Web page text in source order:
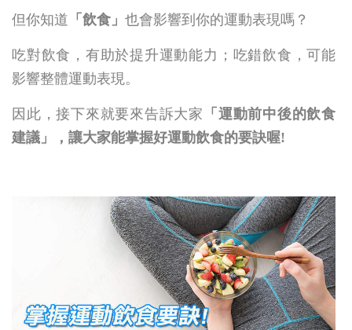
但你知道 「 飲食」 也會影響到你的運動表現嗎？
吃對飲食，有助於提升運動能力；吃錯飲食，可能
影響整體運動表現。
因此，接下來就要來告訴大家 「運動前中後的飲食
建議」， 讓大家能掌握好運動飲食的要訣喔!